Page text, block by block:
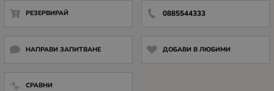
РЕЗЕРВИРАЙ 0885544333
НАПРАВИ ЗАПИТВАНЕ ДОБАВИ В ЛЮБИМИ
СРАВНИ